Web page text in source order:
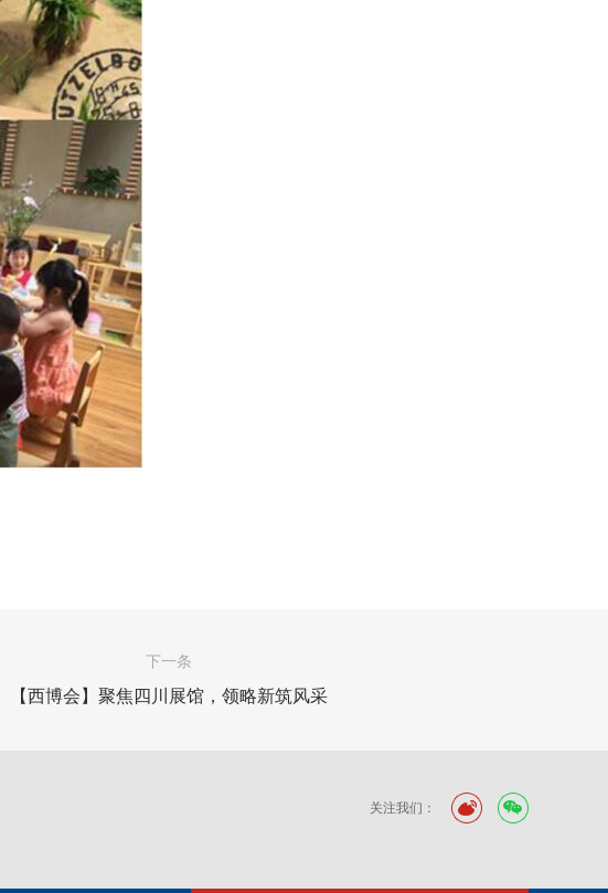
下一条
【西博会】聚焦四川展馆，领略新筑风采
关注我们：